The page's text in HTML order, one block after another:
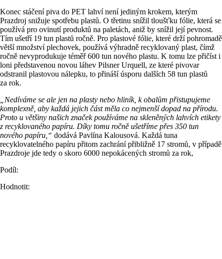
Konec stáčení piva do PET lahví není jediným krokem, kterým
Prazdroj snižuje spotřebu plastů. O třetinu snížil tloušťku fólie, která se
používá pro ovinutí produktů na paletách, aniž by snížil její pevnost.
Tím ušetří 19 tun plastů ročně. Pro plastové fólie, které drží pohromadě
větší množství plechovek, používá výhradně recyklovaný plast, čímž
ročně nevyprodukuje téměř 600 tun nového plastu. K tomu lze přičíst i
loni představenou novou láhev Pilsner Urquell, ze které pivovar
odstranil plastovou nálepku, to přináší úsporu dalších 58 tun plastů
za rok.
„Nedíváme se ale jen na plasty nebo hliník, k obalům přistupujeme
komplexně, aby každá jejich část měla co nejmenší dopad na přírodu.
Proto u většiny našich značek používáme na skleněných lahvích etikety
z recyklovaného papíru. Díky tomu ročně ušetříme přes 350 tun
nového papíru,“ dodává Pavlína Kalousová. Každá tuna
recyklovatelného papíru přitom zachrání přibližně 17 stromů, v případě
Prazdroje jde tedy o skoro 6000 nepokácených stromů za rok,
Podíl:
Hodnotit: